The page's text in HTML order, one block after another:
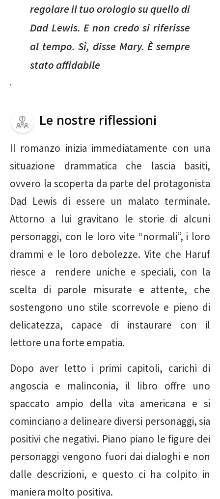
regolare il tuo orologio su quello di
Dad Lewis. E non credo si riferisse
al tempo. Sì, disse Mary. È sempre
stato affidabile
.
Le nostre riflessioni
Il romanzo inizia immediatamente con una
situazione drammatica che lascia basiti,
ovvero la scoperta da parte del protagonista
Dad Lewis di essere un malato terminale.
Attorno a lui gravitano le storie di alcuni
personaggi, con le loro vite “normali”, i loro
drammi e le loro debolezze. Vite che Haruf
riesce a rendere uniche e speciali, con la
scelta di parole misurate e attente, che
sostengono uno stile scorrevole e pieno di
delicatezza, capace di instaurare con il
lettore una forte empatia.
Dopo aver letto i primi capitoli, carichi di
angoscia e malinconia, il libro offre uno
spaccato ampio della vita americana e si
cominciano a delineare diversi personaggi, sia
positivi che negativi. Piano piano le figure dei
personaggi vengono fuori dai dialoghi e non
dalle descrizioni, e questo ci ha colpito in
maniera molto positiva.